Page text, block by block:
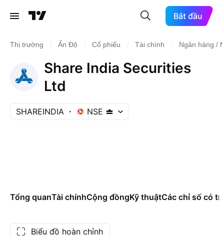
Bắt đầu
Thị trường Ấn Độ Cổ phiếu Tài chính Ngân hàng /
Share India Securities
Ltd
SHAREINDIA NSE
Tổng quanTài chínhCộng đồngKỹ thuậtCác chỉ số có
Biểu đồ hoàn chỉnh